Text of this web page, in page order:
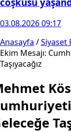
03.08.2026 09:17
Anasayfa /Siyaset
Ekim Mesajı:
Taşıyacağız